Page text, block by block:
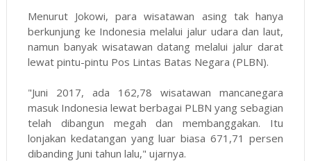
Menurut Jokowi, para wisatawan asing tak hanya
berkunjung ke Indonesia melalui jalur udara dan laut,
namun banyak wisatawan datang melalui jalur darat
lewat pintu-pintu Pos Lintas Batas Negara (PLBN).
"Juni 2017, ada 162,78 wisatawan mancanegara
masuk Indonesia lewat berbagai PLBN yang sebagian
telah dibangun megah dan membanggakan. Itu
lonjakan kedatangan yang luar biasa 671,71 persen
dibanding Juni tahun lalu," ujarnya.